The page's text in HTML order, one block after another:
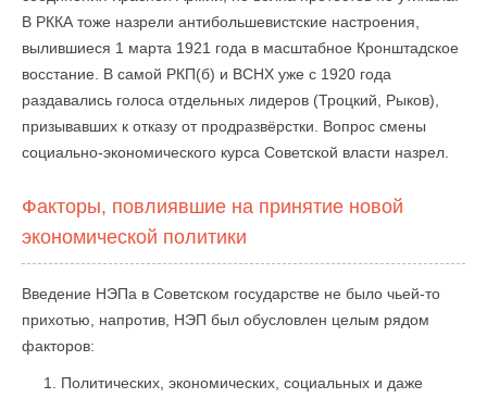
В РККА тоже назрели антибольшевистские настроения,
вылившиеся 1 марта 1921 года в масштабное Кронштадское
восстание. В самой РКП(б) и ВСНХ уже с 1920 года
раздавались голоса отдельных лидеров (Троцкий, Рыков),
призывавших к отказу от продразвёрстки. Вопрос смены
социально-экономического курса Советской власти назрел.
Факторы, повлиявшие на принятие новой
экономической политики
Введение НЭПа в Советском государстве не было чьей-то
прихотью, напротив, НЭП был обусловлен целым рядом
факторов:
Политических, экономических, социальных и даже